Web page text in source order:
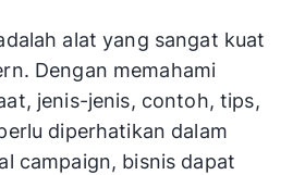
alat yang sangat kuat
Dengan memahami
jenis-jenis, contoh, tips,
diperhatikan dalam
campaign, bisnis dapat